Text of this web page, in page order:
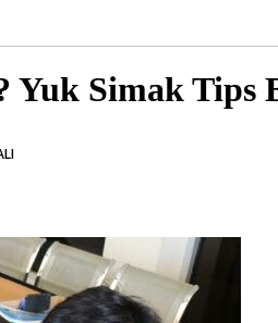
Yuk Simak Tips